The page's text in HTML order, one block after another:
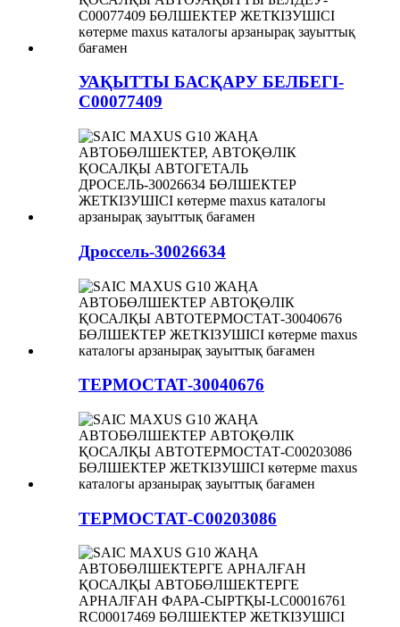
УАҚЫТТЫ БАСҚАРУ БЕЛБЕГІ-
C00077409
Дроссель-30026634
ТЕРМОСТАТ-30040676
ТЕРМОСТАТ-C00203086